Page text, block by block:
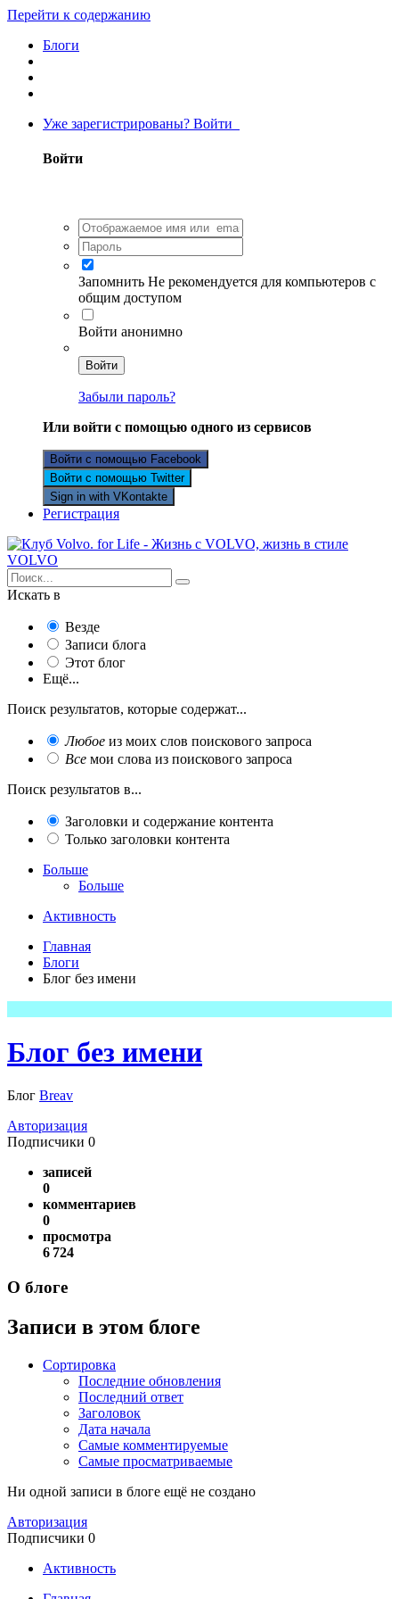
Перейти к содержанию
Блоги
Уже зарегистрированы? Войти
Войти
Запомнить Не рекомендуется для компьютеров с
общим доступом
Войти анонимно
Войти
Забыли пароль?
Или войти с помощью одного из сервисов
Войти с помощью Facebook
Войти с помощью Twitter
Sign in with VKontakte
Регистрация
Искать в
Везде
Записи блога
Этот блог
Ещё...
Поиск результатов, которые содержат...
Любое из моих слов поискового запроса
Все мои слова из поискового запроса
Поиск результатов в...
Заголовки и содержание контента
Только заголовки контента
Больше
Больше
Активность
Главная
Блоги
Блог без имени
Блог без имени
Блог Breav
Авторизация
Подписчики 0
записей
0
комментариев
0
просмотра
6 724
О блоге
Записи в этом блоге
Сортировка
Последние обновления
Последний ответ
Заголовок
Дата начала
Самые комментируемые
Самые просматриваемые
Ни одной записи в блоге ещё не создано
Авторизация
Подписчики 0
Активность